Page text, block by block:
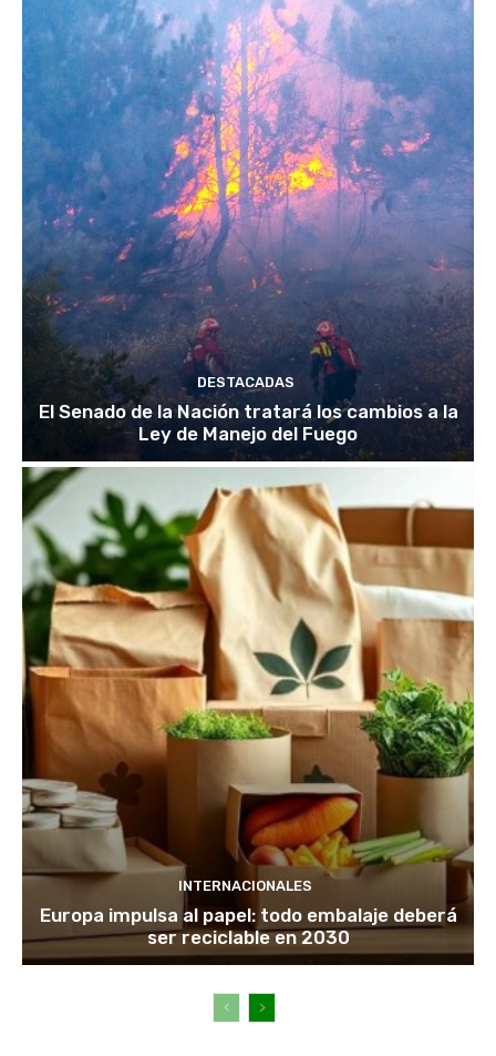
DESTACADAS
El Senado de la Nación tratará los cambios a la
Ley de Manejo del Fuego
INTERNACIONALES
Europa impulsa al papel: todo embalaje deberá
ser reciclable en 2030